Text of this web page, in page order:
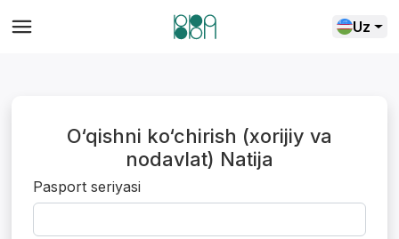
Uz
O‘qishni ko‘chirish (xorijiy va
nodavlat) Natija
Pasport seriyasi